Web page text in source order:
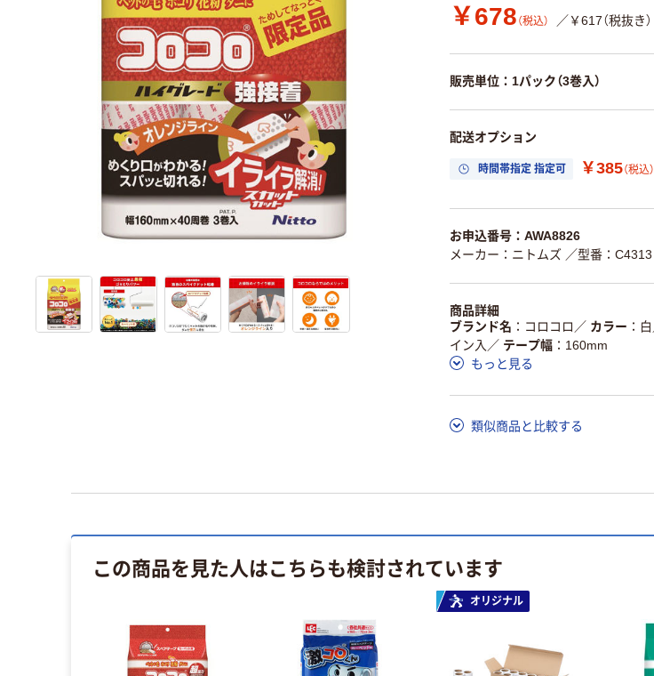
￥678 （税込） ／￥617（税抜き）
販売単位：1パック（3巻入）
配送オプション
時間帯指定 指定可 ￥385（税込）
お申込番号：AWA8826
メーカー：ニトムズ ／型番：C4313
商品詳細
ブランド名
コロコロ ／ カラー 白
イン入 ／ テープ幅
160mm
もっと見る
類似商品と比較する
この商品を見た人はこちらも検討されています
オリジナル